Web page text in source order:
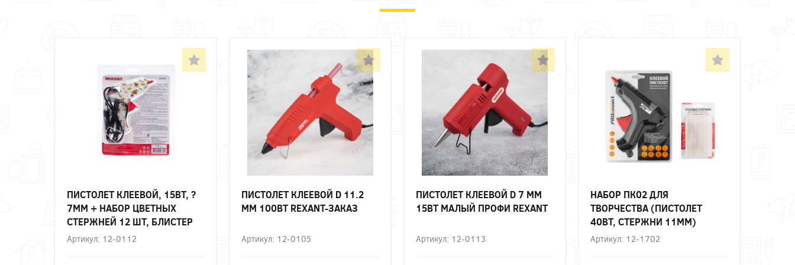
ПИСТОЛЕТ КЛЕЕВОЙ, 15ВТ, ?
7ММ + НАБОР ЦВЕТНЫХ
СТЕРЖНЕЙ 12 ШТ, БЛИСТЕР
REXANT
Артикул: 12-0112
ПИСТОЛЕТ КЛЕЕВОЙ D 11.2
ММ 100ВТ REXANT-ЗАКАЗ
Артикул: 12-0105
ПИСТОЛЕТ КЛЕЕВОЙ D 7 ММ
15ВТ МАЛЫЙ ПРОФИ REXANT
Артикул: 12-0113
НАБОР ПК02 ДЛЯ
ТВОРЧЕСТВА (ПИСТОЛЕТ
40ВТ, СТЕРЖНИ 11ММ)
Артикул: 12-1702